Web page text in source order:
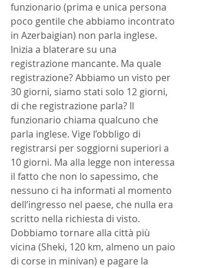
funzionario (prima e unica persona
poco gentile che abbiamo incontrato
in Azerbaigian) non parla inglese.
Inizia a blaterare su una
registrazione mancante. Ma quale
registrazione? Abbiamo un visto per
30 giorni, siamo stati solo 12 giorni,
di che registrazione parla? Il
funzionario chiama qualcuno che
parla inglese. Vige l’obbligo di
registrarsi per soggiorni superiori a
10 giorni. Ma alla legge non interessa
il fatto che non lo sapessimo, che
nessuno ci ha informati al momento
dell’ingresso nel paese, che nulla era
scritto nella richiesta di visto.
Dobbiamo tornare alla città più
vicina (Sheki, 120 km, almeno un paio
di corse in minivan) e pagare la